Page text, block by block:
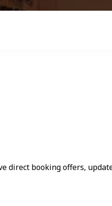
direct booking offers,